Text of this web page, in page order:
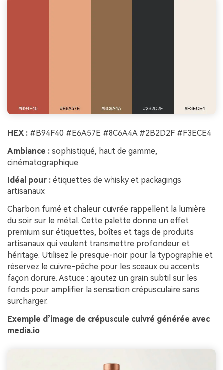
HEX : #B94F40 #E6A57E #8C6A4A #2B2D2F #F3ECE4
Ambiance : sophistiqué, haut de gamme,
cinématographique
Idéal pour : étiquettes de whisky et packagings
artisanaux
Charbon fumé et chaleur cuivrée rappellent la lumière
du soir sur le métal. Cette palette donne un effet
premium sur étiquettes, boîtes et tags de produits
artisanaux qui veulent transmettre profondeur et
héritage. Utilisez le presque-noir pour la typographie et
réservez le cuivre-pêche pour les sceaux ou accents
façon dorure. Astuce : ajoutez un grain subtil sur les
fonds pour amplifier la sensation crépusculaire sans
surcharger.
Exemple d’image de crépuscule cuivré générée avec
media.io